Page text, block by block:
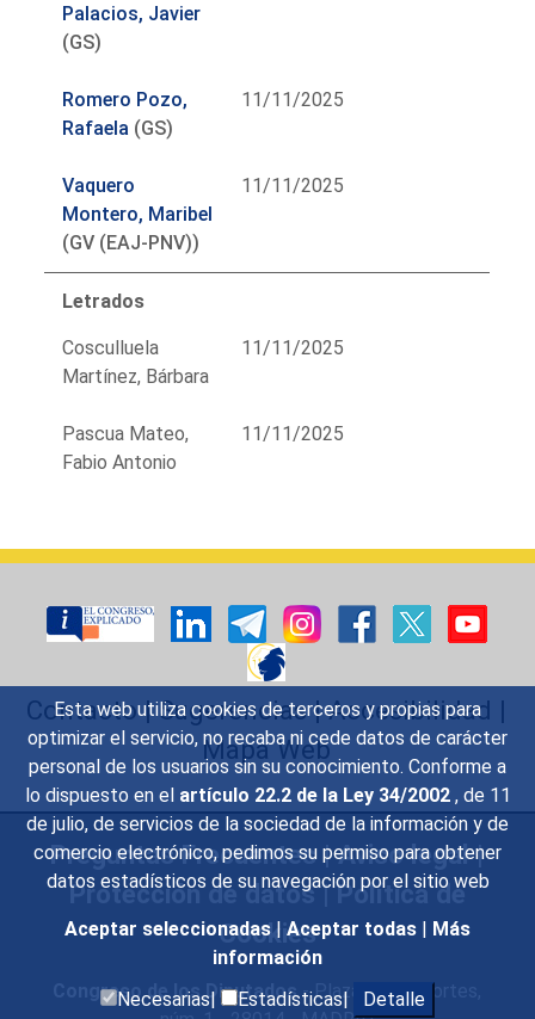
Esta web utiliza cookies de terceros y propias para
optimizar el servicio, no recaba ni cede datos de carácter
personal de los usuarios sin su conocimiento. Conforme a
lo dispuesto en el artículo 22.2 de la Ley 34/2002 , de 11
de julio, de servicios de la sociedad de la información y de
comercio electrónico, pedimos su permiso para obtener
datos estadísticos de su navegación por el sitio web
Aceptar seleccionadas | Aceptar todas | Más
información
Necesarias|
Estadísticas| Detalle
Palacios, Javier
(GS)
Romero Pozo,
Rafaela (GS)
11/11/2025
Vaquero
Montero, Maribel
(GV (EAJ-PNV))
11/11/2025
Letrados
Cosculluela
Martínez, Bárbara
11/11/2025
Pascua Mateo,
Fabio Antonio
11/11/2025
Contacto|Sugerencias|Accesibilidad |
Mapa Web
Preguntas Frecuentes|Aviso legal|
Protección de datos|Política de
Cookies
Congreso de los Diputados- Plaza de las Cortes,